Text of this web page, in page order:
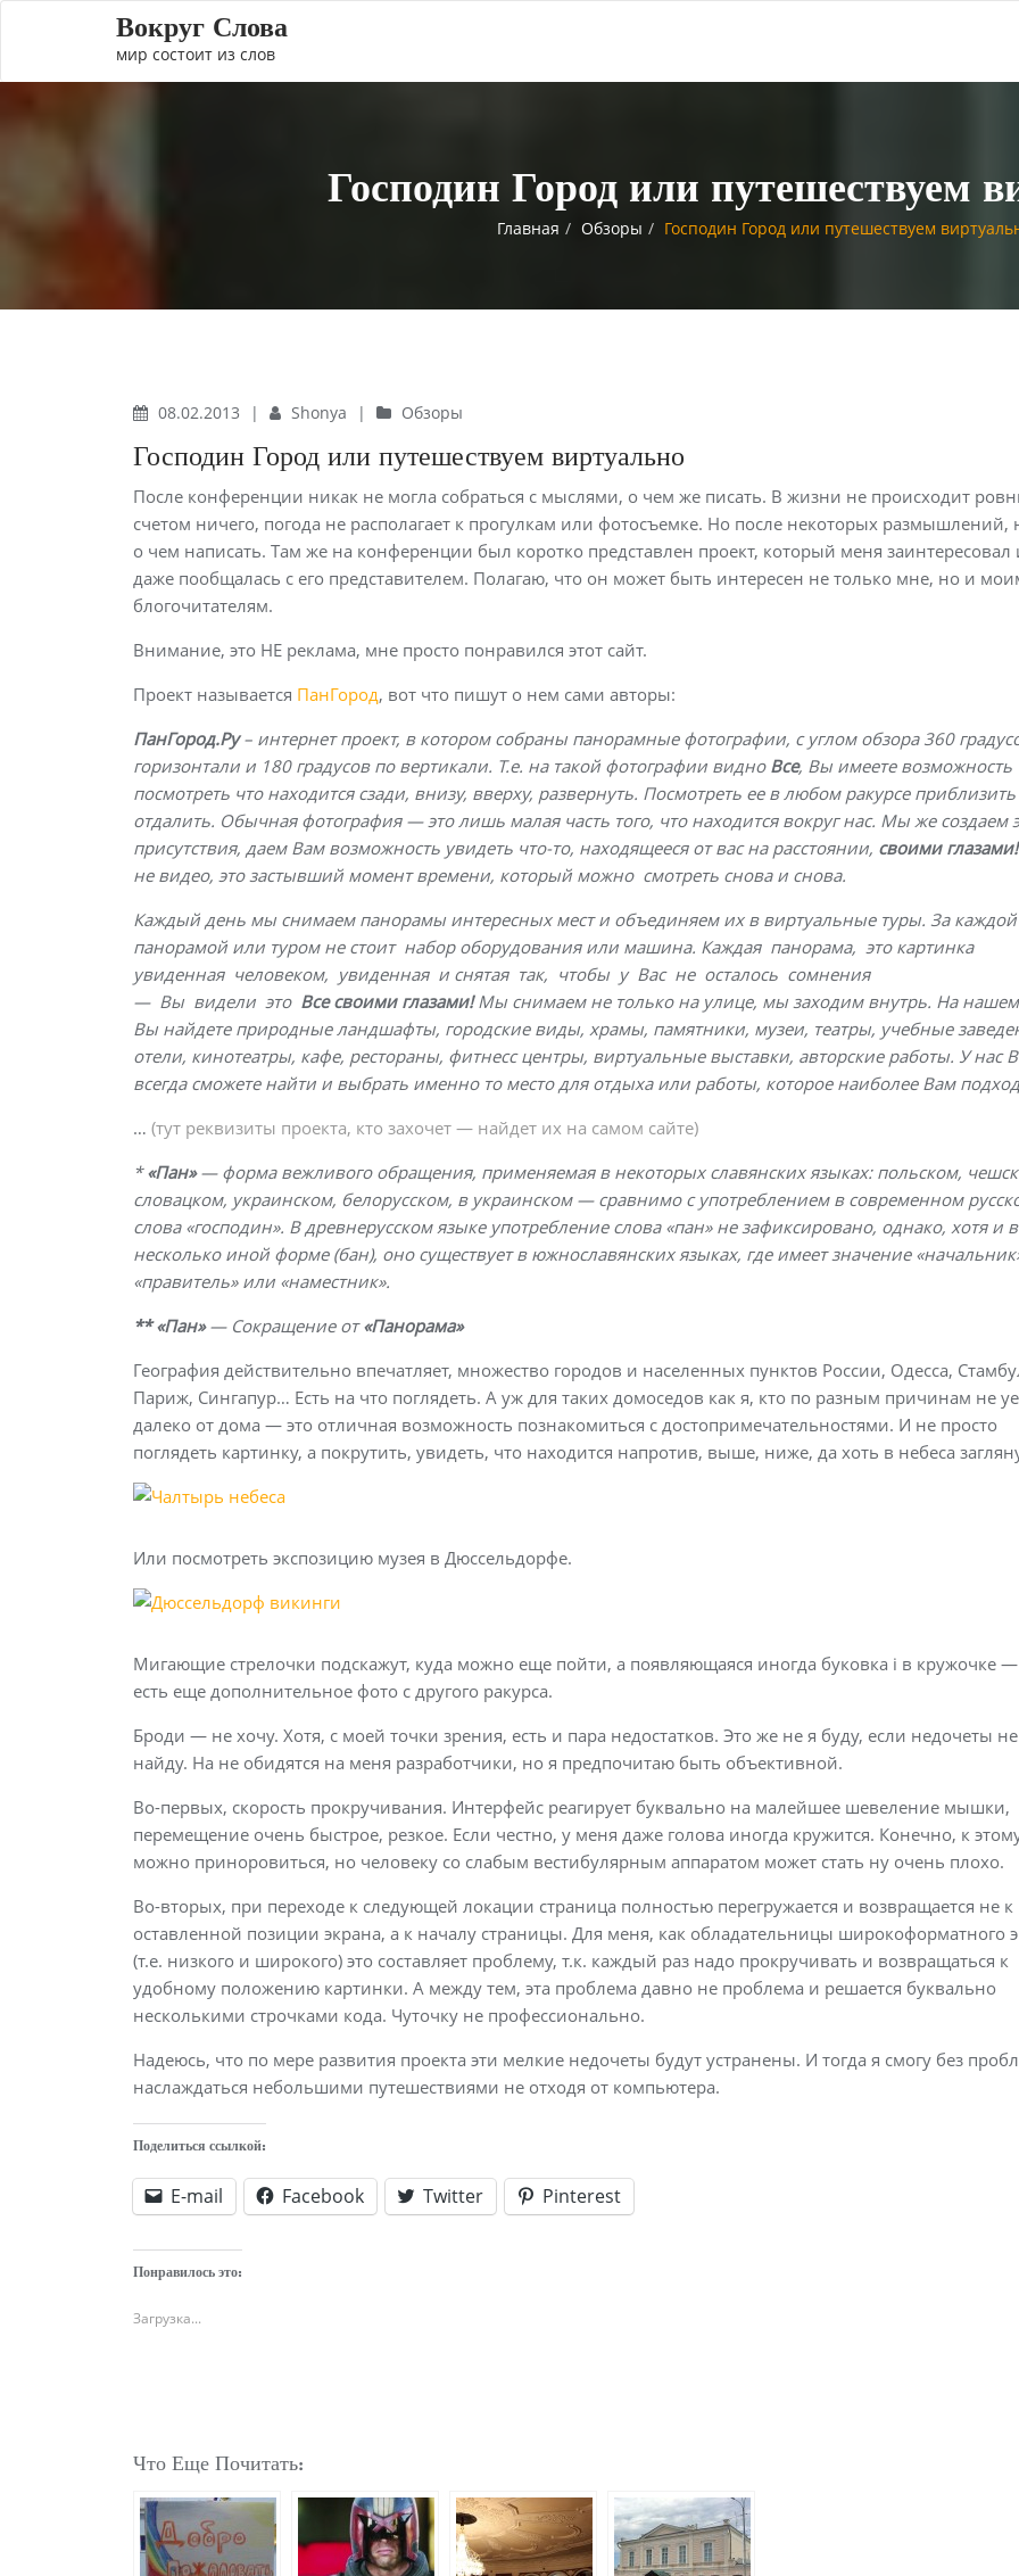
Вокруг Слова
мир состоит из слов
Господин Город или путешествуем
Главная Обзоры Господин Город или путешествуем
08.02.2013 | Shonya | Обзоры
Господин Город или путешествуем виртуально
После конференции никак не могла собраться с мыслями, о чем же писать. В жизни не происходит
счетом ничего, погода не располагает к прогулкам или фотосъемке. Но после некоторых размышлений,
о чем написать. Там же на конференции был коротко представлен проект, который меня заинтересовал
даже пообщалась с его представителем. Полагаю, что он может быть интересен не только мне, но и
блогочитателям.
Внимание, это НЕ реклама, мне просто понравился этот сайт.
Проект называется ПанГород, вот что пишут о нем сами авторы:
ПанГород.Ру– интернет проект, в котором собраны панорамные фотографии, c углом обзора 360
горизонтали и 180 градусов по вертикали. Т.е. на такой фотографии видно Все, Вы имеете возможность
посмотреть что находится сзади, внизу, вверху, развернуть. Посмотреть ее в любом ракурсе
отдалить. Обычная фотография — это лишь малая часть того, что находится вокруг нас. Мы же создаем
присутствия, даем Вам возможность увидеть что-то, находящееся от вас на расстоянии, своими глазами!
не видео, это застывший момент времени, который можно смотреть снова и снова.
Каждый день мы снимаем панорамы интересных мест и объединяем их в виртуальные туры. За каждой
панорамой или туром не стоит набор оборудования или машина. Каждая панорама, это картинка
увиденная человеком, увиденная и снятая так, чтобы у Вас не осталось сомнения
— Вы видели это Все своими глазами!Мы снимаем не только на улице, мы заходим внутрь. На нашем
Вы найдете природные ландшафты, городские виды, храмы, памятники, музеи, театры, учебные
отели, кинотеатры, кафе, рестораны, фитнесс центры, виртуальные выставки, авторские работы. У нас
всегда сможете найти и выбрать именно то место для отдыха или работы, которое наиболее Вам
… (тут реквизиты проекта, кто захочет — найдет их на самом сайте)
*«Пан»— форма вежливого обращения, применяемая в некоторых славянских языках: польском,
словацком, украинском, белорусском, в украинском — сравнимо с употреблением в современном
слова «господин». В древнерусском языке употребление слова «пан» не зафиксировано, однако, хотя и в
несколько иной форме (бан), оно существует в южнославянских языках, где имеет значение
«правитель» или «наместник».
** «Пан»— Сокращение от«Панорама»
География действительно впечатляет, множество городов и населенных пунктов России, Одесса,
Париж, Сингапур… Есть на что поглядеть. А уж для таких домоседов как я, кто по разным причинам не
далеко от дома — это отличная возможность познакомиться с достопримечательностями. И не просто
поглядеть картинку, а покрутить, увидеть, что находится напротив, выше, ниже, да хоть в небеса
Или посмотреть экспозицию музея в Дюссельдорфе.
Мигающие стрелочки подскажут, куда можно еще пойти, а появляющаяся иногда буковка i в кружочке
есть еще дополнительное фото с другого ракурса.
Броди — не хочу. Хотя, с моей точки зрения, есть и пара недостатков. Это же не я буду, если недочеты не
найду. На не обидятся на меня разработчики, но я предпочитаю быть объективной.
Во-первых, скорость прокручивания. Интерфейс реагирует буквально на малейшее шевеление мышки,
перемещение очень быстрое, резкое. Если честно, у меня даже голова иногда кружится. Конечно, к
можно приноровиться, но человеку со слабым вестибулярным аппаратом может стать ну очень плохо.
Во-вторых, при переходе к следующей локации страница полностью перегружается и возвращается не к
оставленной позиции экрана, а к началу страницы. Для меня, как обладательницы широкоформатного
(т.е. низкого и широкого) это составляет проблему, т.к. каждый раз надо прокручивать и возвращаться к
удобному положению картинки. А между тем, эта проблема давно не проблема и решается буквально
несколькими строчками кода. Чуточку не профессионально.
Надеюсь, что по мере развития проекта эти мелкие недочеты будут устранены. И тогда я смогу без
наслаждаться небольшими путешествиями не отходя от компьютера.
Поделиться ссылкой:
E-mail Facebook Twitter Pinterest
Понравилось это:
Загрузка...
Что Еще Почитать: